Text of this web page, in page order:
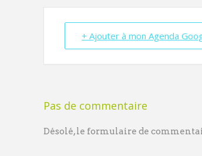
+ Ajouter à mon Agenda
Pas de commentaire
Désolé, le formulaire de